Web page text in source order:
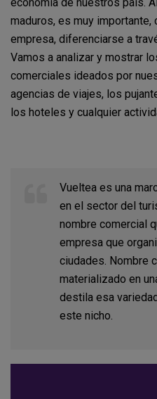
economía de nuestros país.
maduros, es muy importante,
empresa, diferenciarse a
Vamos a analizar y mostrar
comerciales ideados por
agencias de viajes, los
los hoteles y cualquier
Vueltea es una
en el sector del
nombre comercial
empresa que
ciudades. Nombre
materializado en
destila esa
este nicho.